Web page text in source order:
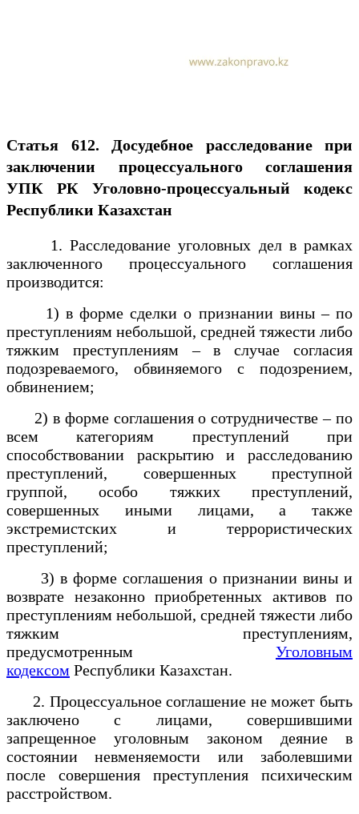
Статья 612. Досудебное расследование при
заключении процессуального соглашения
УПК РК Уголовно-процессуальный кодекс
Республики Казахстан
1. Расследование уголовных дел в рамках
заключенного процессуального соглашения
производится:
1) в форме сделки о признании вины – по
преступлениям небольшой, средней тяжести либо
тяжким преступлениям – в случае согласия
подозреваемого, обвиняемого с подозрением,
обвинением;
2) в форме соглашения о сотрудничестве – по
всем категориям преступлений при
способствовании раскрытию и расследованию
преступлений, совершенных преступной
группой, особо тяжких преступлений,
совершенных иными лицами, а также
экстремистских и террористических
преступлений;
3) в форме соглашения о признании вины и
возврате незаконно приобретенных активов по
преступлениям небольшой, средней тяжести либо
тяжким преступлениям,
предусмотренным Уголовным
кодексом Республики Казахстан.
2. Процессуальное соглашение не может быть
заключено с лицами, совершившими
запрещенное уголовным законом деяние в
состоянии невменяемости или заболевшими
после совершения преступления психическим
расстройством.